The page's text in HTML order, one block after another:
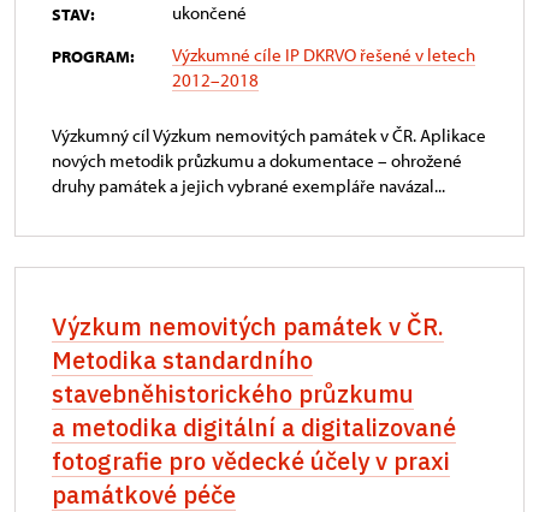
STAV: ukončené
PROGRAM:
Výzkumné cíle IP DKRVO řešené v letech
2012–2018
Výzkumný cíl Výzkum nemovitých památek v ČR. Aplikace
nových metodik průzkumu a dokumentace – ohrožené
druhy památek a jejich vybrané exempláře navázal...
Výzkum nemovitých památek v ČR.
Metodika standardního
stavebněhistorického průzkumu
a metodika digitální a digitalizované
fotografie pro vědecké účely v praxi
památkové péče